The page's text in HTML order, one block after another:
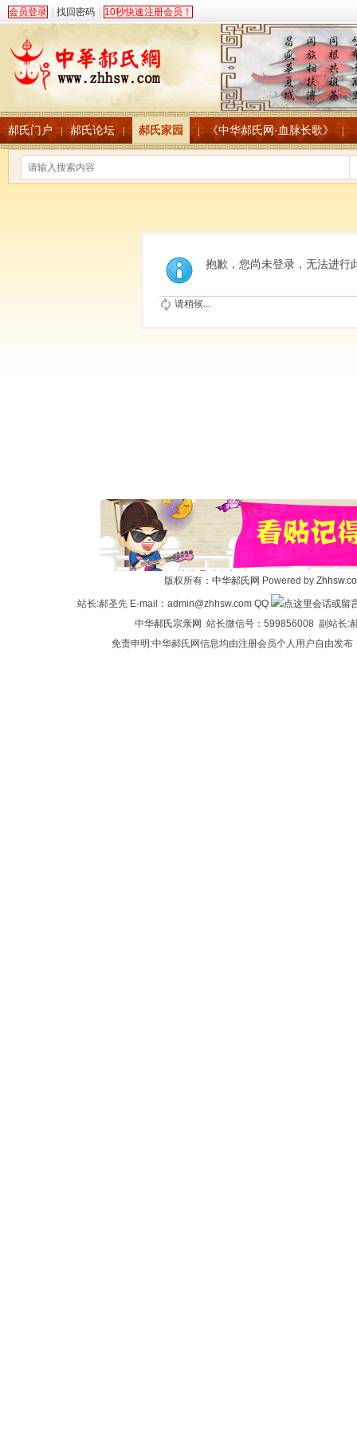
会员登录 找回密码 10秒快速注册会员！
郝氏门户 | 郝氏论坛 | 郝氏家园 《中华郝氏网·血脉长歌》
抱歉，您尚未登录，无法进行
请稍候...
版权所有： 中华郝氏网 Powered by
站长:郝圣先 E-mail：admin@zhhsw.com QQ
中华郝氏宗亲网 站长微信号：599856008 副站长:
免责申明:中华郝氏网信息均由注册会员个人用户自由发